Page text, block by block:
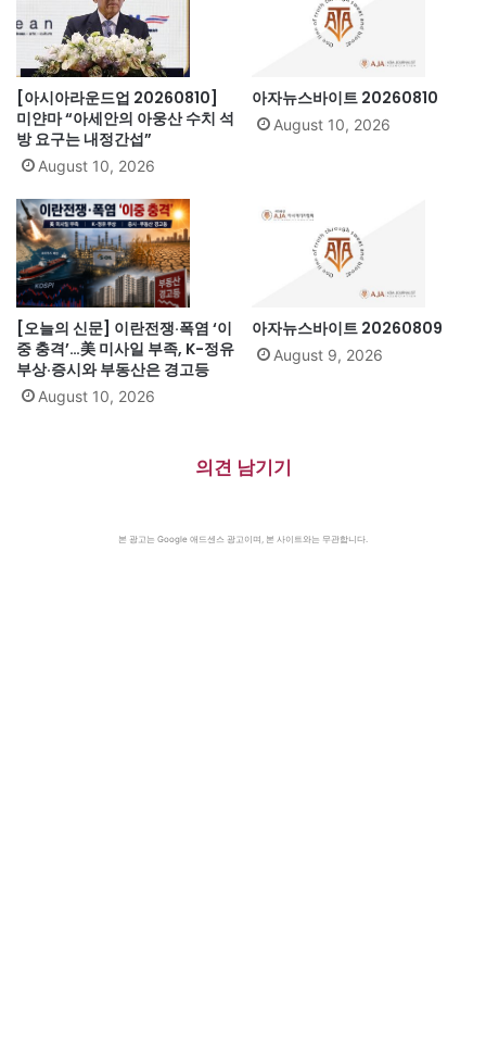
[아시아라운드업 20260810]
미얀마 “아세안의 아웅산 수치 석
방 요구는 내정간섭”
August 10, 2026
아자뉴스바이트 20260810
August 10, 2026
[오늘의 신문] 이란전쟁·폭염 ‘이
중 충격’…美 미사일 부족, K-정유
부상·증시와 부동산은 경고등
August 10, 2026
아자뉴스바이트 20260809
August 9, 2026
의견 남기기
본 광고는 Google 애드센스 광고이며, 본 사이트와는 무관합니다.